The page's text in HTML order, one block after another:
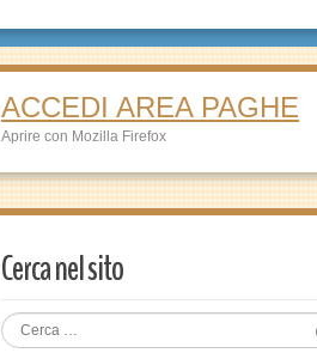
ACCEDI AREA PAGHE
Aprire con Mozilla Firefox
Cerca nel sito